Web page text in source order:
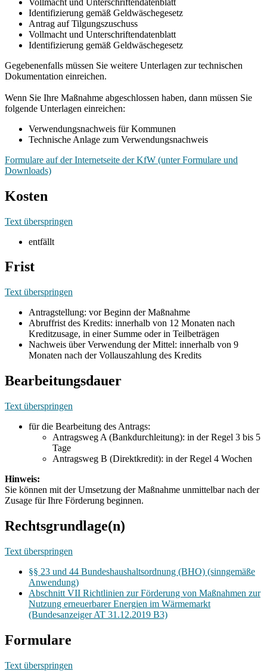
Identifizierung gemäß Geldwäschegesetz
Antrag auf Tilgungszuschuss
Vollmacht und Unterschriftendatenblatt
Identifizierung gemäß Geldwäschegesetz
Gegebenenfalls müssen Sie weitere Unterlagen zur technischen
Dokumentation einreichen.
Wenn Sie Ihre Maßnahme abgeschlossen haben, dann müssen Sie
folgende Unterlagen einreichen:
Verwendungsnachweis für Kommunen
Technische Anlage zum Verwendungsnachweis
Formulare auf der Internetseite der KfW (unter Formulare und
Downloads)
Kosten
Text überspringen
entfällt
Frist
Text überspringen
Antragstellung: vor Beginn der Maßnahme
Abruffrist des Kredits: innerhalb von 12 Monaten nach
Kreditzusage, in einer Summe oder in Teilbeträgen
Nachweis über Verwendung der Mittel: innerhalb von 9
Monaten nach der Vollauszahlung des Kredits
Bearbeitungsdauer
Text überspringen
für die Bearbeitung des Antrags:
Antragsweg A (Bankdurchleitung): in der Regel 3 bis 5
Tage
Antragsweg B (Direktkredit): in der Regel 4 Wochen
Hinweis:
Sie können mit der Umsetzung der Maßnahme unmittelbar nach der
Zusage für Ihre Förderung beginnen.
Rechtsgrundlage(n)
Text überspringen
§§ 23 und 44 Bundeshaushaltsordnung (BHO) (sinngemäße
Anwendung)
Abschnitt VII Richtlinien zur Förderung von Maßnahmen zur
Nutzung erneuerbarer Energien im Wärmemarkt
(Bundesanzeiger AT 31.12.2019 B3)
Formulare
Text überspringen